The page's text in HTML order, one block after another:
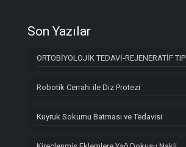
Son Yazılar
ORTOBİYOLOJİK TEDAVİ-REJENERATİF TIP
Robotik Cerrahi ile Diz Protezi
Kuyruk Sokumu Batması ve Tedavisi